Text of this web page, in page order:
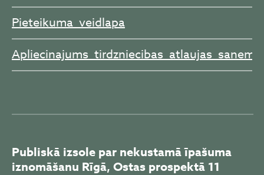
Pieteikuma_veidlapa
Publiskā izsole par nekustamā īpašuma
iznomāšanu Rīgā, Ostas prospektā 11